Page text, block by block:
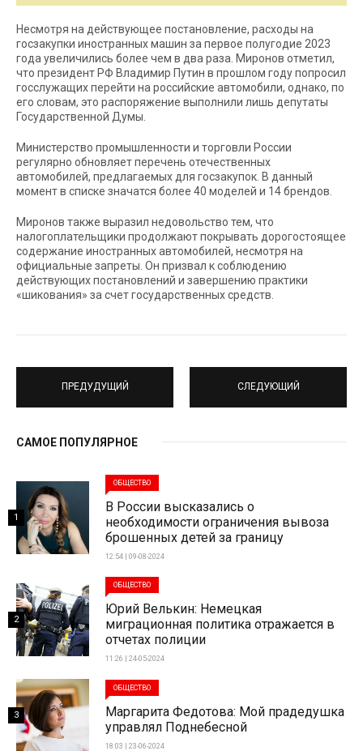
Несмотря на действующее постановление, расходы на
госзакупки иностранных машин за первое полугодие 2023
года увеличились более чем в два раза. Миронов отметил,
что президент РФ Владимир Путин в прошлом году попросил
госслужащих перейти на российские автомобили, однако, по
его словам, это распоряжение выполнили лишь депутаты
Государственной Думы.
Министерство промышленности и торговли России
регулярно обновляет перечень отечественных
автомобилей, предлагаемых для госзакупок. В данный
момент в списке значатся более 40 моделей и 14 брендов.
Миронов также выразил недовольство тем, что
налогоплательщики продолжают покрывать дорогостоящее
содержание иностранных автомобилей, несмотря на
официальные запреты. Он призвал к соблюдению
действующих постановлений и завершению практики
«шикования» за счет государственных средств.
ПРЕДУДУЩИЙ СЛЕДУЮЩИЙ
САМОЕ ПОПУЛЯРНОЕ
ОБЩЕСТВО
В России высказались о
необходимости ограничения вывоза
брошенных детей за границу
12:54 | 09-08-2024
1
ОБЩЕСТВО
Юрий Велькин: Немецкая
миграционная политика отражается в
отчетах полиции
11:26 | 24-05-2024
2
ОБЩЕСТВО
Маргарита Федотова: Мой прадедушка
управлял Поднебесной
18:03 | 23-06-2024
3